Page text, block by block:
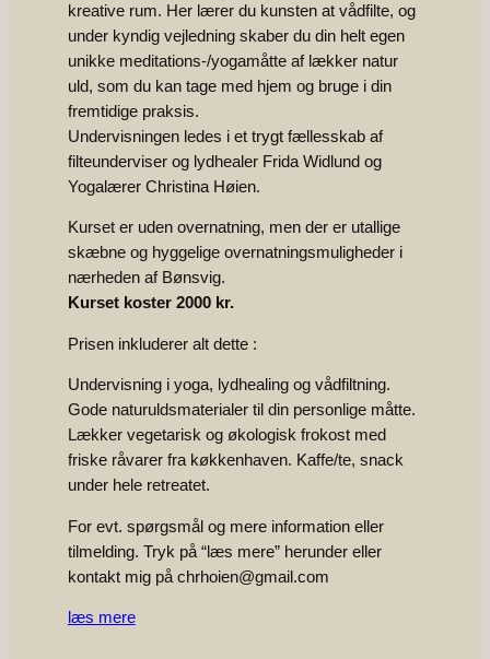
kreative rum. Her lærer du kunsten at vådfilte, og
under kyndig vejledning skaber du din helt egen
unikke meditations-/yogamåtte af lækker natur
uld, som du kan tage med hjem og bruge i din
fremtidige praksis.
Undervisningen ledes i et trygt fællesskab af
filteunderviser og lydhealer Frida Widlund og
Yogalærer Christina Høien.
Kurset er uden overnatning, men der er utallige
skæbne og hyggelige overnatningsmuligheder i
nærheden af Bønsvig.
Kurset koster 2000 kr.
Prisen inkluderer alt dette :
Undervisning i yoga, lydhealing og vådfiltning.
Gode naturuldsmaterialer til din personlige måtte.
Lækker vegetarisk og økologisk frokost med
friske råvarer fra køkkenhaven. Kaffe/te, snack
under hele retreatet.
For evt. spørgsmål og mere information eller
tilmelding. Tryk på “læs mere” herunder eller
kontakt mig på chrhoien@gmail.com
læs mere